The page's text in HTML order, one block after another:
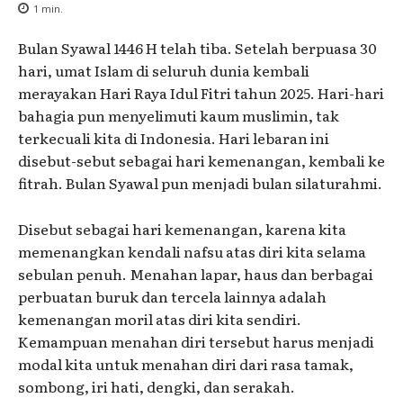
1 min.
Bulan Syawal 1446 H telah tiba. Setelah berpuasa 30
hari, umat Islam di seluruh dunia kembali
merayakan Hari Raya Idul Fitri tahun 2025. Hari-hari
bahagia pun menyelimuti kaum muslimin, tak
terkecuali kita di Indonesia. Hari lebaran ini
disebut-sebut sebagai hari kemenangan, kembali ke
fitrah. Bulan Syawal pun menjadi bulan silaturahmi.
Disebut sebagai hari kemenangan, karena kita
memenangkan kendali nafsu atas diri kita selama
sebulan penuh. Menahan lapar, haus dan berbagai
perbuatan buruk dan tercela lainnya adalah
kemenangan moril atas diri kita sendiri.
Kemampuan menahan diri tersebut harus menjadi
modal kita untuk menahan diri dari rasa tamak,
sombong, iri hati, dengki, dan serakah.